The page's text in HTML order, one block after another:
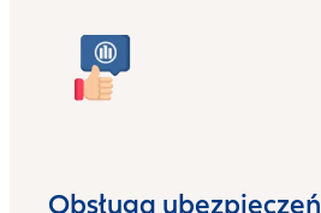
Obsługa ubezpieczeń